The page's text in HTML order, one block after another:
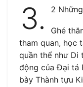
3. 2
Ghé
tham quan, học
quần thể như Di
động của Đại tá
bày Thành tựu